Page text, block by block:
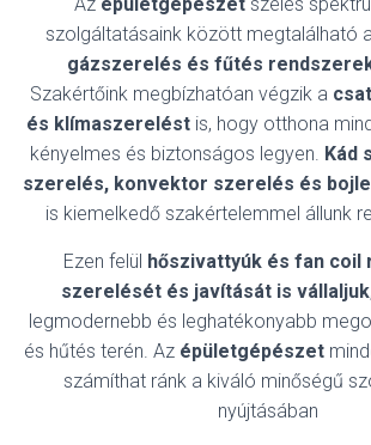
szolgáltatásaink között megtalálható a
gázszerelés és fűtés
Szakértőink megbízhatóan végzik a
és klímaszereléstis, hogy otthona
kényelmes és biztonságos legyen. Kád
szerelés, konvektor szerelés és
is kiemelkedő szakértelemmel állunk
Ezen felül hőszivattyúk és fan coil
szerelését és javítását is vállaljuk
legmodernebb és leghatékonyabb
és hűtés terén. Az épületgépészet
számíthat ránk a kiváló minőségű
nyújtásában